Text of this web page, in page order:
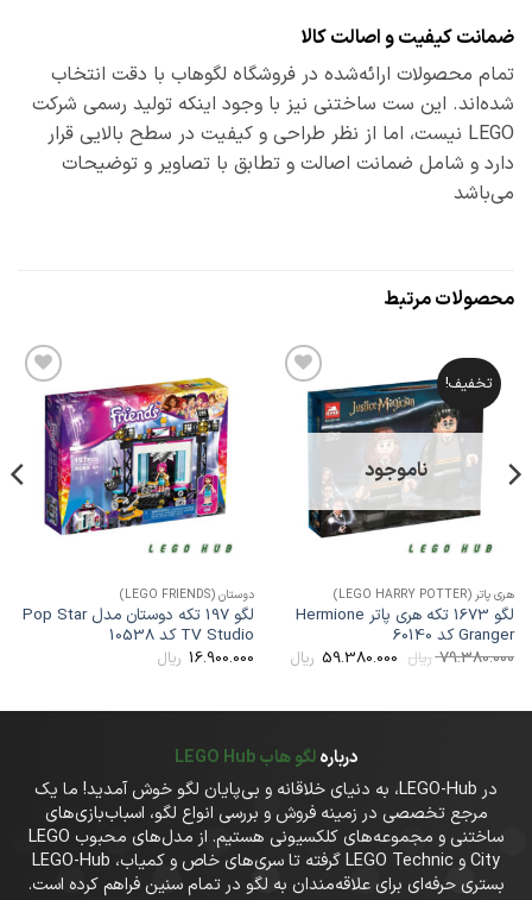
ضمانت کیفیت و اصالت کالا
تمام محصولات ارائه‌شده در فروشگاه لگوهاب با دقت انتخاب
شده‌اند. این ست ساختنی نیز با وجود اینکه تولید رسمی شرکت
LEGO نیست، اما از نظر طراحی و کیفیت در سطح بالایی قرار
دارد و شامل ضمانت اصالت و تطابق با تصاویر و توضیحات
می‌باشد
محصولات مرتبط
تخفیف! افزودن
به
علاقه
مندی
ناموجود
هری پاتر (LEGO HARRY POTTER)
لگو 1673 تکه هری پاتر Hermione
Granger کد 60140
79.380.000 ریال قیمت
اصلی
59.380.000 ریالقیمت
فعلی
افزودن
به
علاقه
مندی
ها
دوستان (LEGO FRIENDS)
لگو 197 تکه دوستان مدل Pop Star
TV Studio کد 10538
16.900.000 ریال
دربارهلگو هاب LEGO Hub
در LEGO-Hub، به دنیای خلاقانه و بی‌پایان لگو خوش آمدید! ما یک
مرجع تخصصی در زمینه فروش و بررسی انواع لگو، اسباب‌بازی‌های
ساختنی و مجموعه‌های کلکسیونی هستیم. از مدل‌های محبوب LEGO
City و LEGO Technic گرفته تا سری‌های خاص و کمیاب، LEGO-Hub
بستری حرفه‌ای برای علاقه‌مندان به لگو در تمام سنین فراهم کرده است.